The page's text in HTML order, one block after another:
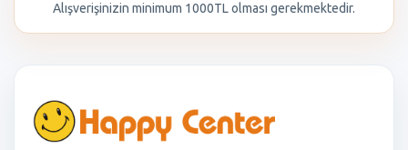
Alışverişinizin minimum 1000TL olması gerekmektedir.